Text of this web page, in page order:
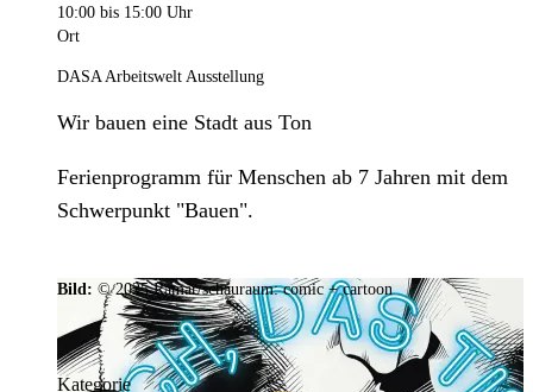
10:00 bis 15:00 Uhr
Ort
DASA Arbeitswelt Ausstellung
Wir bauen eine Stadt aus Ton
Ferienprogramm für Menschen ab 7 Jahren mit dem
Schwerpunkt "Bauen".
Bild: © 2025 Ramar/schauraum: comic + cartoon
Kategorie